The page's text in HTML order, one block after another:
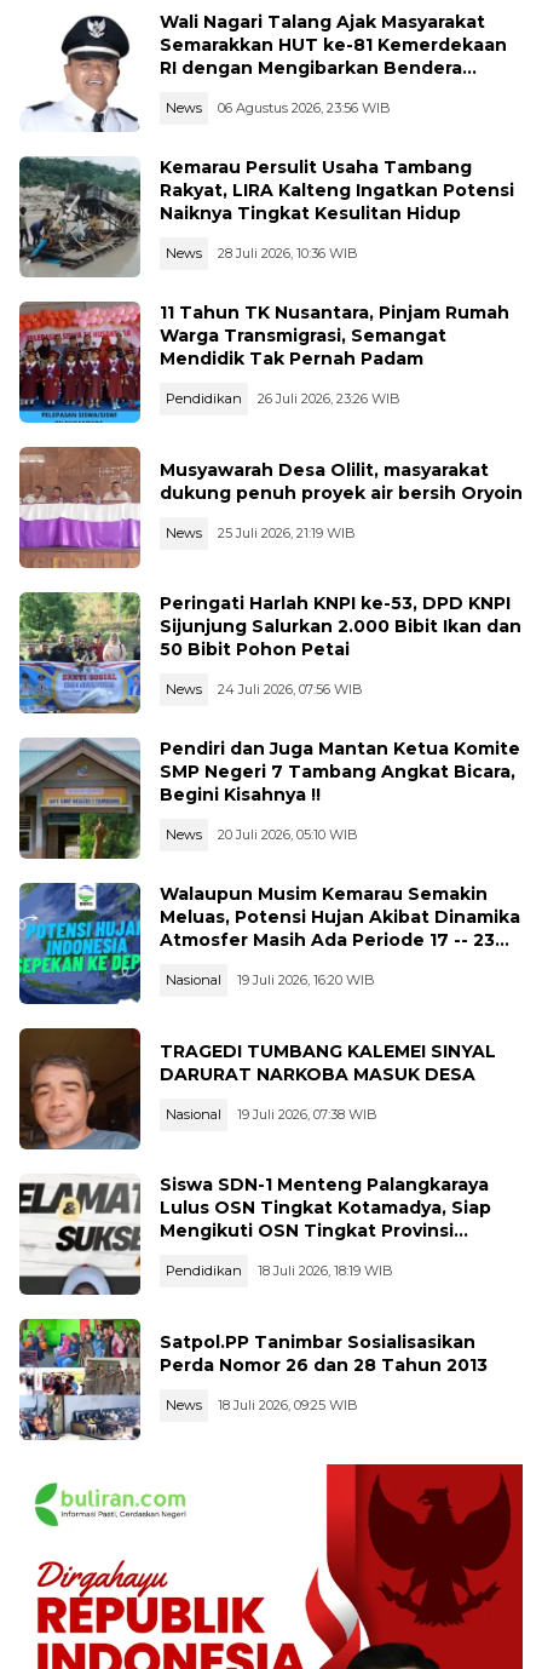
Wali Nagari Talang Ajak Masyarakat
Semarakkan HUT ke-81 Kemerdekaan
RI dengan Mengibarkan Bendera
News 06 Agustus 2026, 23:56 WIB
Kemarau Persulit Usaha Tambang
Rakyat, LIRA Kalteng Ingatkan Potensi
Naiknya Tingkat Kesulitan Hidup
News 28 Juli 2026, 10:36 WIB
11 Tahun TK Nusantara, Pinjam Rumah
Warga Transmigrasi, Semangat
Mendidik Tak Pernah Padam
Pendidikan 26 Juli 2026, 23:26 WIB
Musyawarah Desa Olilit, masyarakat
dukung penuh proyek air bersih Oryoin
News 25 Juli 2026, 21:19 WIB
Peringati Harlah KNPI ke-53, DPD KNPI
Sijunjung Salurkan 2.000 Bibit Ikan dan
50 Bibit Pohon Petai
News 24 Juli 2026, 07:56 WIB
Pendiri dan Juga Mantan Ketua Komite
SMP Negeri 7 Tambang Angkat Bicara,
Begini Kisahnya !!
News 20 Juli 2026, 05:10 WIB
Walaupun Musim Kemarau Semakin
Meluas, Potensi Hujan Akibat Dinamika
Atmosfer Masih Ada Periode 17 -- 23
Nasional 19 Juli 2026, 16:20 WIB
TRAGEDI TUMBANG KALEMEI SINYAL
DARURAT NARKOBA MASUK DESA
Nasional 19 Juli 2026, 07:38 WIB
Siswa SDN-1 Menteng Palangkaraya
Lulus OSN Tingkat Kotamadya, Siap
Mengikuti OSN Tingkat Provinsi
Pendidikan 18 Juli 2026, 18:19 WIB
Satpol.PP Tanimbar Sosialisasikan
Perda Nomor 26 dan 28 Tahun 2013
News 18 Juli 2026, 09:25 WIB